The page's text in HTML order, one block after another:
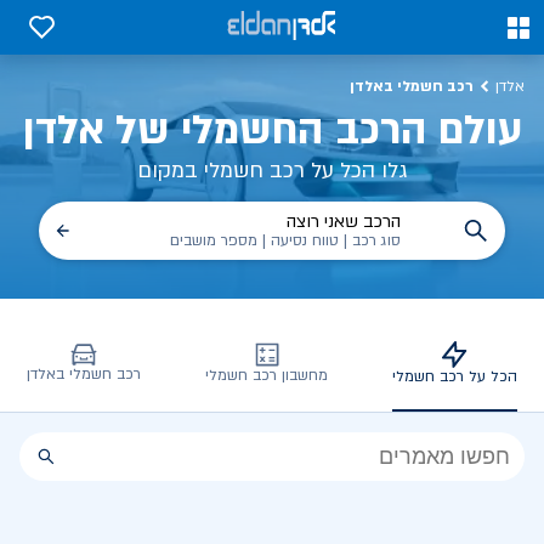
0
0
אלדן רכב חשמלי באלדן
עולם הרכב החשמלי של אלדן
גלו הכל על רכב חשמלי במקום
הרכב שאני רוצה
סוג רכב | טווח נסיעה | מספר מושבים
הכל על רכב חשמלי מחשבון רכב חשמלי רכב חשמלי באלדן
הכל
הכל על רכב חשמלי, שימושים, טכנולוגיה וכל מה שכדי לדעת | אלדן